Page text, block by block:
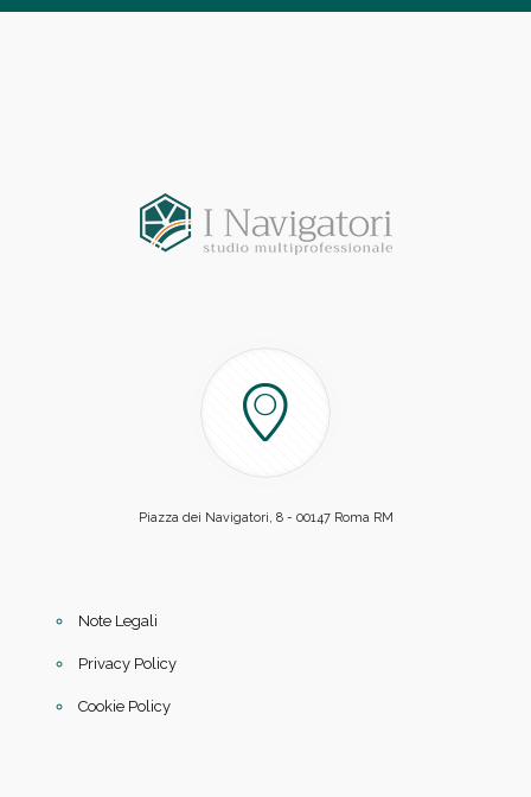
Piazza dei Navigatori, 8 - 00147 Roma RM
Note Legali
Privacy Policy
Cookie Policy